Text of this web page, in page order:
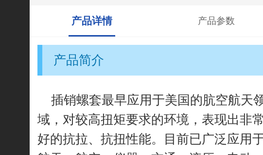
产品详情 产品参数
产品简介
插销螺套最早应用于美国的肮空航天
域，对较高扭矩要求的环境，表现出非常
好的抗拉、抗扭性能。目前已广泛应用